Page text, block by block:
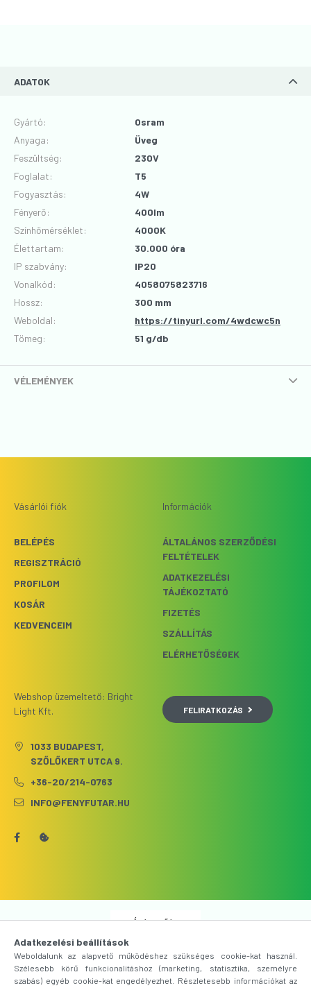
ADATOK
Gyártó:
Osram
Anyaga:
Üveg
Feszültség:
230V
Foglalat:
T5
Fogyasztás:
4W
Fényerő:
400lm
Színhőmérséklet:
4000K
Élettartam:
30.000 óra
IP szabvány:
IP20
Vonalkód:
4058075823716
Hossz:
300 mm
Weboldal:
https://tinyurl.com/4wdcwc5n
Tömeg:
51 g/db
VÉLEMÉNYEK
Vásárlói fiók
BELÉPÉS
REGISZTRÁCIÓ
PROFILOM
KOSÁR
KEDVENCEIM
Információk
ÁLTALÁNOS SZERZŐDÉSI
FELTÉTELEK
ADATKEZELÉSI
TÁJÉKOZTATÓ
FIZETÉS
SZÁLLÍTÁS
ELÉRHETŐSÉGEK
Webshop üzemeltető: Bright
Light Kft.
1033 BUDAPEST,
SZŐLŐKERT UTCA 9.
+36-20/214-0763
INFO@FENYFUTAR.HU
FELIRATKOZÁS
Árukereső.hu
Adatkezelési beállítások
Weboldalunk az alapvető működéshez szükséges cookie-kat használ.
Szélesebb körű funkcionalitáshoz (marketing, statisztika, személyre
szabás) egyéb cookie-kat engedélyezhet. Részletesebb információkat az